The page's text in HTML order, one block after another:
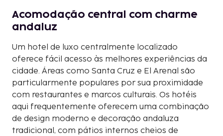
Acomodação central com charme
andaluz
Um hotel de luxo centralmente localizado
oferece fácil acesso às melhores experiências da
cidade. Áreas como Santa Cruz e El Arenal são
particularmente populares por sua proximidade
com restaurantes e marcos culturais. Os hotéis
aqui frequentemente oferecem uma combinação
de design moderno e decoração andaluza
tradicional, com pátios internos cheios de